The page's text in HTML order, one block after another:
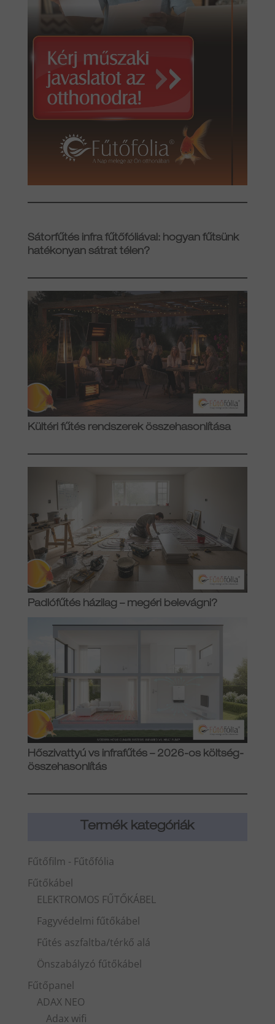
Sátorfűtés infra fűtőfóliával: hogyan fűtsünk
hatékonyan sátrat télen?
Kültéri fűtés rendszerek összehasonlítása
Padlófűtés házilag – megéri belevágni?
Hőszivattyú vs infrafűtés – 2026-os költség-
összehasonlítás
Termék kategóriák
Fűtőfilm - Fűtőfólia
Fűtőkábel
ELEKTROMOS FŰTŐKÁBEL
Fagyvédelmi fűtőkábel
Fűtés aszfaltba/térkő alá
Önszabályzó fűtőkábel
Fűtőpanel
ADAX NEO
Adax wifi